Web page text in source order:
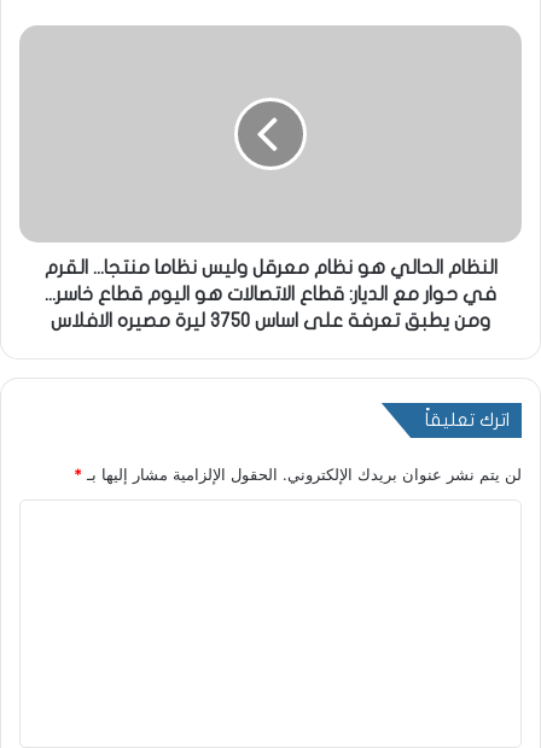
النظام الحالي هو نظام معرقل وليس نظاما منتجا... القرم
في حوار مع الديار: قطاع الاتصالات هو اليوم قطاع خاسر...
ومن يطبق تعرفة على اساس ٣٧٥٠ ليرة مصيره الافلاس
اترك تعليقاً
لن يتم نشر عنوان بريدك الإلكتروني. الحقول الإلزامية مشار إليها بـ*